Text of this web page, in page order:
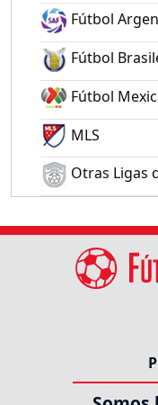
Fútbol
Fútbol
Fútbol
MLS
Otras Ligas